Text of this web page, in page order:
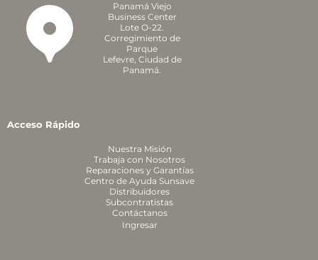
Panamá Viejo
Business Center
Lote O-22.
Corregimiento de
Parque
Lefevre, Ciudad de
Panamá.
Acceso Rápido
Nuestra Misión
Trabaja con Nosotros
Reparaciones y Garantías
Centro de Ayuda Sunsave
Distribuidores
Subcontratistas
Contáctanos
Ingresar